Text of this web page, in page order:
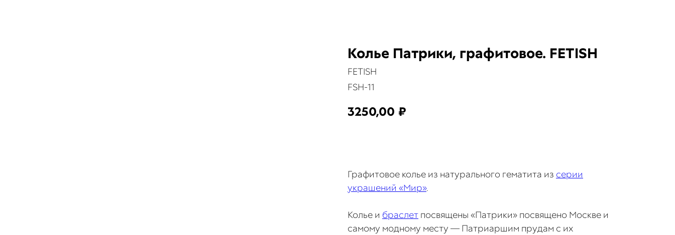
Колье Патрики, графитовое. FETISH
FETISH
FSH-11
3250,00 ₽
Графитовое колье из натурального гематита из серии
украшений «Мир».
Колье и браслет посвящены «Патрики» посвящено Москве и
самому модному месту — Патриаршим прудам с их